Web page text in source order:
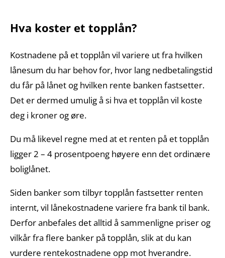
Hva koster et topplån?
Kostnadene på et topplån vil variere ut fra hvilken
lånesum du har behov for, hvor lang nedbetalingstid
du får på lånet og hvilken rente banken fastsetter.
Det er dermed umulig å si hva et topplån vil koste
deg i kroner og øre.
Du må likevel regne med at et renten på et topplån
ligger 2 – 4 prosentpoeng høyere enn det ordinære
boliglånet.
Siden banker som tilbyr topplån fastsetter renten
internt, vil lånekostnadene variere fra bank til bank.
Derfor anbefales det alltid å sammenligne priser og
vilkår fra flere banker på topplån, slik at du kan
vurdere rentekostnadene opp mot hverandre.